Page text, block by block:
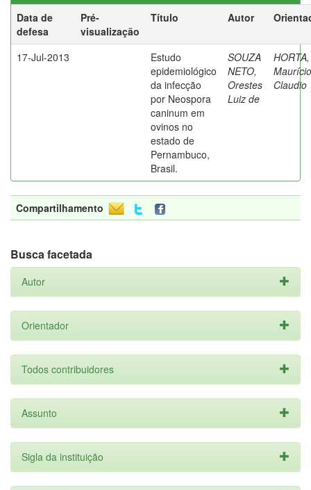
Data de
defesa
Pré-
visualização
Título Autor
17-Jul-2013
Estudo
epidemiológico
da infecção
por Neospora
caninum em
ovinos no
estado de
Pernambuco,
Brasil.
SOUZA
NETO,
Orestes
Luiz de
HORTA,
Maurício
Claudio
Compartilhamento
Busca facetada
Autor
Orientador
Todos contribuidores
Assunto
Sigla da instituição